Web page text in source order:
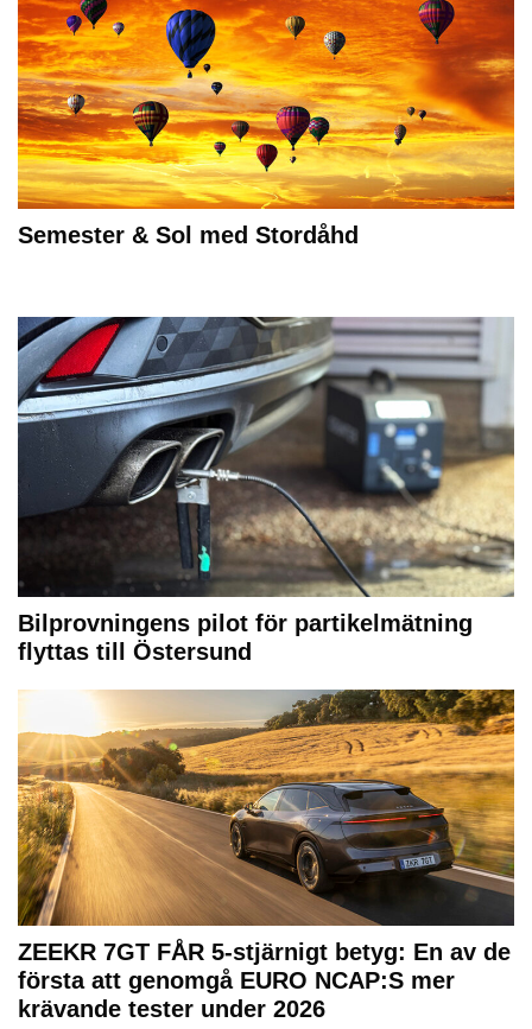
Semester & Sol med Stordåhd
Bilprovningens pilot för partikelmätning
flyttas till Östersund
ZEEKR 7GT FÅR 5-stjärnigt betyg: En av de
första att genomgå EURO NCAP:S mer
krävande tester under 2026